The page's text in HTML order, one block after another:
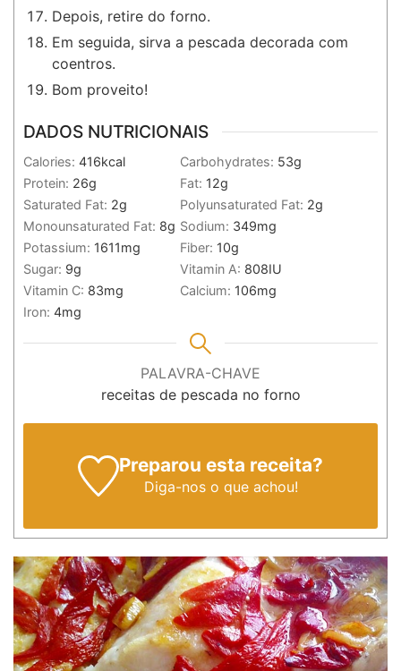
Depois, retire do forno.
Em seguida, sirva a pescada decorada com
coentros.
Bom proveito!
DADOS NUTRICIONAIS
Calories: 416kcal Carbohydrates: 53g
Protein: 26g Fat: 12g
Saturated Fat: 2g Polyunsaturated Fat: 2g
Monounsaturated Fat: 8g Sodium: 349mg
Potassium: 1611mg Fiber: 10g
Sugar: 9g Vitamin A: 808IU
Vitamin C: 83mg Calcium: 106mg
Iron: 4mg
PALAVRA-CHAVE
receitas de pescada no forno
Preparou esta receita?
Diga-noso que achou!